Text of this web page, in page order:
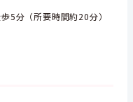
5分（所要時間約20分）